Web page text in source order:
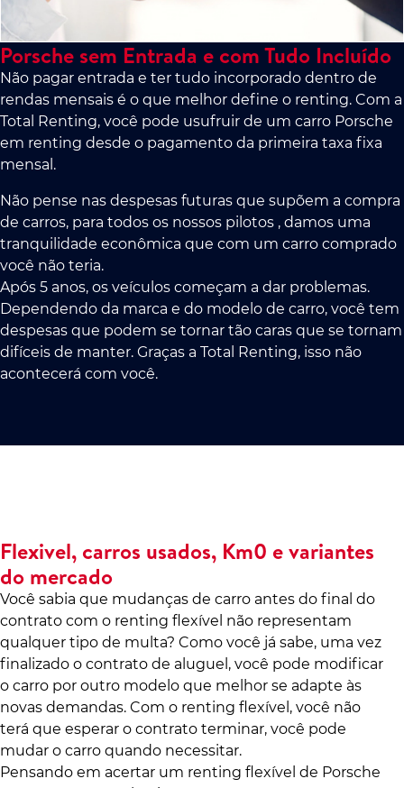
Porsche sem Entrada e com Tudo Incluído
Não pagar entrada e ter tudo incorporado dentro de
rendas mensais é o que melhor define o renting. Com a
Total Renting, você pode usufruir de um carro Porsche
em renting desde o pagamento da primeira taxa fixa
mensal.
Não pense nas despesas futuras que supõem a compra
de carros, para todos os nossos pilotos , damos uma
tranquilidade econômica que com um carro comprado
você não teria.
Após 5 anos, os veículos começam a dar problemas.
Dependendo da marca e do modelo de carro, você tem
despesas que podem se tornar tão caras que se tornam
difíceis de manter. Graças a Total Renting, isso não
acontecerá com você.
Flexivel, carros usados, Km0 e variantes
do mercado
Você sabia que mudanças de carro antes do final do
contrato com o renting flexível não representam
qualquer tipo de multa? Como você já sabe, uma vez
finalizado o contrato de aluguel, você pode modificar
o carro por outro modelo que melhor se adapte às
novas demandas. Com o renting flexível, você não
terá que esperar o contrato terminar, você pode
mudar o carro quando necessitar.
Pensando em acertar um renting flexível de Porsche